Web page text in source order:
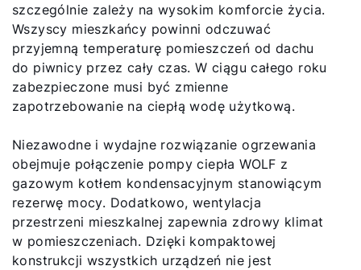
szczególnie zależy na wysokim komforcie życia.
Wszyscy mieszkańcy powinni odczuwać
przyjemną temperaturę pomieszczeń od dachu
do piwnicy przez cały czas. W ciągu całego roku
zabezpieczone musi być zmienne
zapotrzebowanie na ciepłą wodę użytkową.
Niezawodne i wydajne rozwiązanie ogrzewania
obejmuje połączenie pompy ciepła WOLF z
gazowym kotłem kondensacyjnym stanowiącym
rezerwę mocy. Dodatkowo, wentylacja
przestrzeni mieszkalnej zapewnia zdrowy klimat
w pomieszczeniach. Dzięki kompaktowej
konstrukcji wszystkich urządzeń nie jest